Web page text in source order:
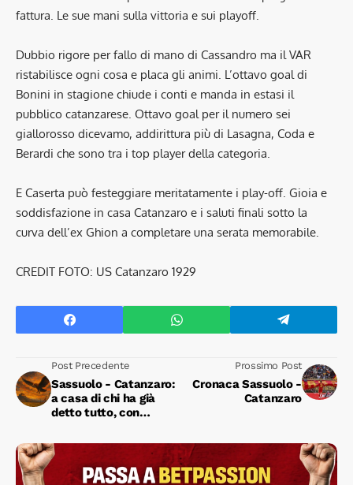
fattura. Le sue mani sulla vittoria e sui playoff.
Dubbio rigore per fallo di mano di Cassandro ma il VAR
ristabilisce ogni cosa e placa gli animi. L’ottavo goal di
Bonini in stagione chiude i conti e manda in estasi il
pubblico catanzarese. Ottavo goal per il numero sei
giallorosso dicevamo, addirittura più di Lasagna, Coda e
Berardi che sono tra i top player della categoria.
E Caserta può festeggiare meritatamente i play-off. Gioia e
soddisfazione in casa Catanzaro e i saluti finali sotto la
curva dell’ex Ghion a completare una serata memorabile.
CREDIT FOTO: US Catanzaro 1929
Post Precedente
Sassuolo - Catanzaro:
a casa di chi ha già
detto tutto, con
ancora molto!
Prossimo Post
Cronaca Sassuolo -
Catanzaro